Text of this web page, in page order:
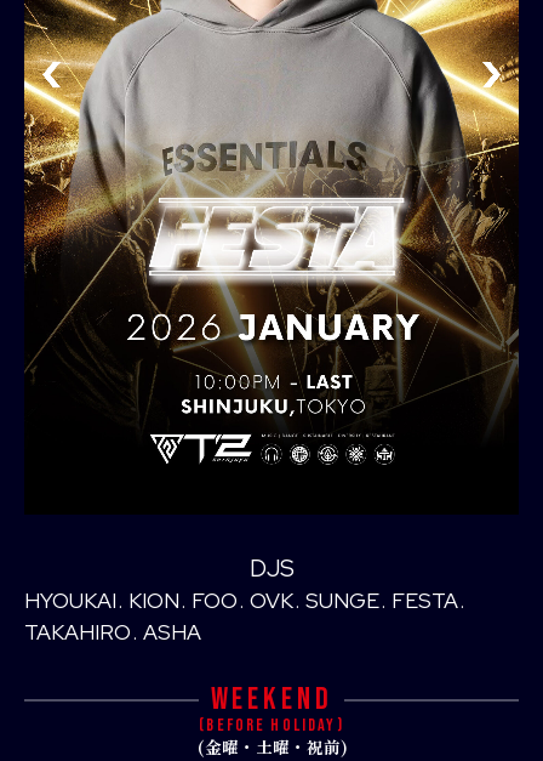
DJS
HYOUKAI KION FOO OVK SUNGE FESTA
TAKAHIRO ASHA
WEEKEND
(BEFORE HOLIDAY)
(金曜・土曜・祝前)